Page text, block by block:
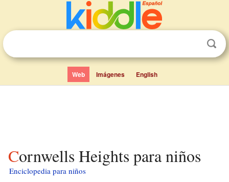
Web Imágenes English
Cornwells Heights para niños
Enciclopedia para niños